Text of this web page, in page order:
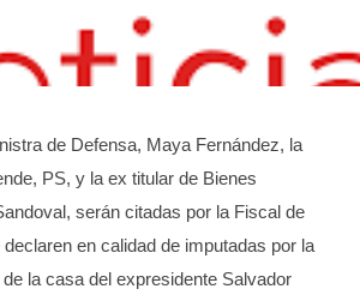
de Defensa, Maya Fernández, la
PS, y la ex titular de Bienes
serán citadas por la Fiscal de
en calidad de imputadas por la
la casa del expresidente Salvador